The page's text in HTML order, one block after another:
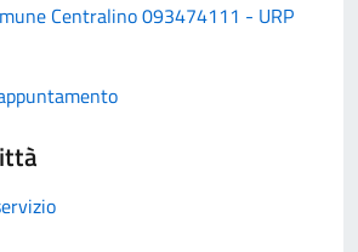
Centralino 093474111 - URP